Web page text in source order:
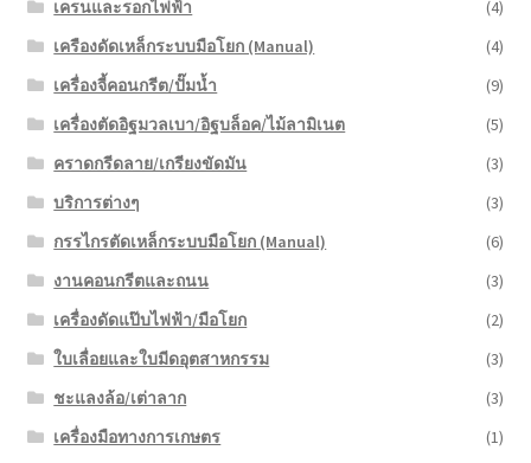
เครนและรอกไฟฟ้า
(4)
เครืองดัดเหล็กระบบมือโยก (Manual)
(4)
เครื่องจี้คอนกรีต/ปั๊มน้ำ
(9)
เครื่องตัดอิฐมวลเบา/อิฐบล็อค/ไม้ลามิเนต
(5)
คราดกรีดลาย/เกรียงขัดมัน
(3)
บริการต่างๆ
(3)
กรรไกรตัดเหล็กระบบมือโยก (Manual)
(6)
งานคอนกรีตและถนน
(3)
เครื่องดัดแป๊บไฟฟ้า/มือโยก
(2)
ใบเลื่อยและใบมีดอุตสาหกรรม
(3)
ชะแลงล้อ/เต่าลาก
(3)
เครื่องมือทางการเกษตร
(1)